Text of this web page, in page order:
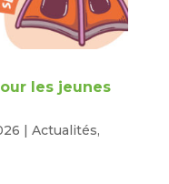
les jeunes
| Actualités,